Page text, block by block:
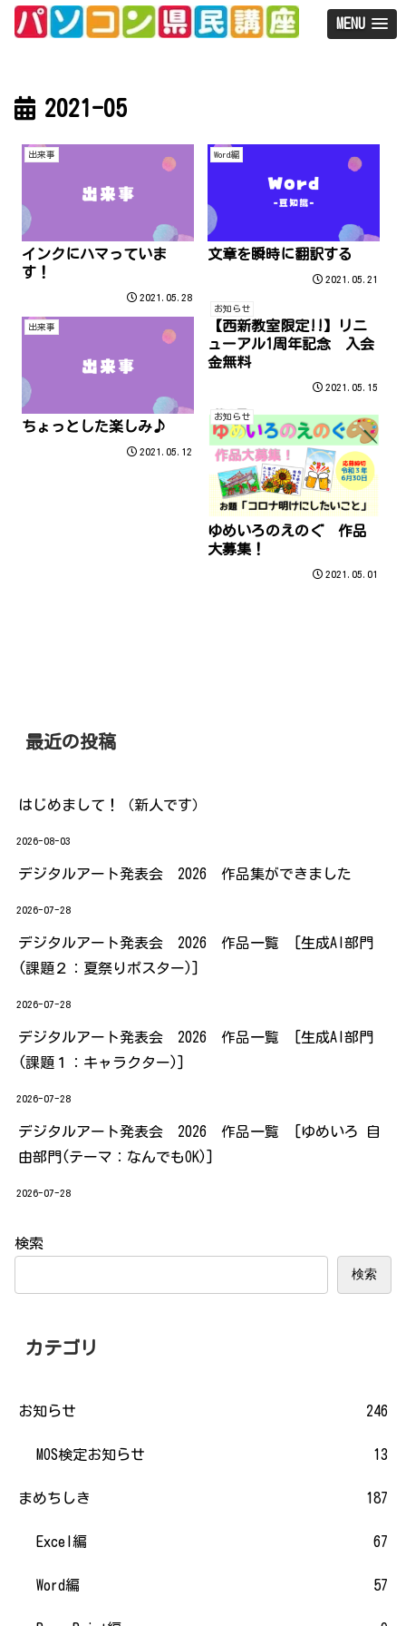
MENU
2021-05
出来事
インクにハマっていま
す！
2021.05.28
Word編
文章を瞬時に翻訳する
2021.05.21
お知らせ
【西新教室限定!!】リニ
ューアル1周年記念 入会
金無料
2021.05.15
出来事
ちょっとした楽しみ♪
2021.05.12
お知らせ
ゆめいろのえのぐ 作品
大募集！
2021.05.01
最近の投稿
はじめまして！（新人です）
2026-08-03
デジタルアート発表会 2026 作品集ができました
2026-07-28
デジタルアート発表会 2026 作品一覧 [生成AI部門
(課題２：夏祭りポスター)]
2026-07-28
デジタルアート発表会 2026 作品一覧 [生成AI部門
(課題１：キャラクター)]
2026-07-28
デジタルアート発表会 2026 作品一覧 [ゆめいろ 自
由部門(テーマ：なんでもOK)]
2026-07-28
検索
検索
カテゴリ
お知らせ 246
MOS検定お知らせ 13
まめちしき 187
Excel編 67
Word編 57